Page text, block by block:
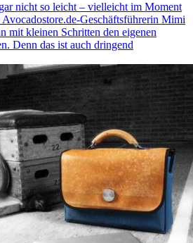
nicht so leicht – vielleicht im Moment
Geschäftsführerin Mimi
mit kleinen Schritten den eigenen
Denn das ist auch dringend